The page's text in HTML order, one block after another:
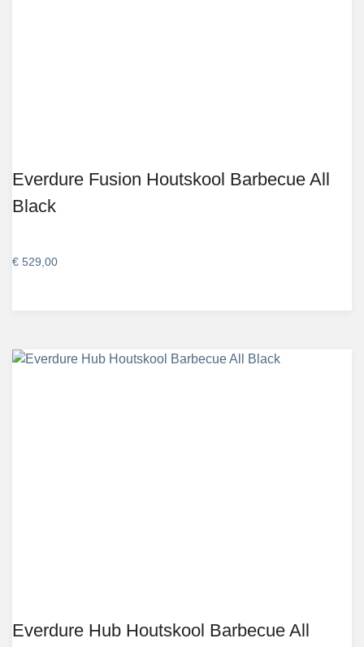
Everdure Fusion Houtskool Barbecue All
Black
€ 529,00
Everdure Hub Houtskool Barbecue All